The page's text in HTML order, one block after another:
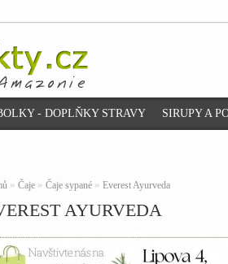
- DOPLŇKY STRAVY SIRUPY A
» Čaje » Čaje sypané » Everest Ayurveda
AYURVEDA